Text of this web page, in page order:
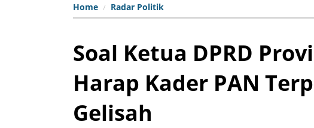
Home Radar Politik
Soal Ketua DPRD
Harap Kader PAN
Gelisah